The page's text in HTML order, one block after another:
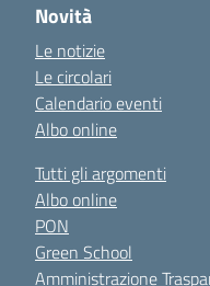
Novità
Le notizie
Le circolari
Calendario eventi
Albo online
Tutti gli argomenti
Albo online
PON
Green School
Amministrazione